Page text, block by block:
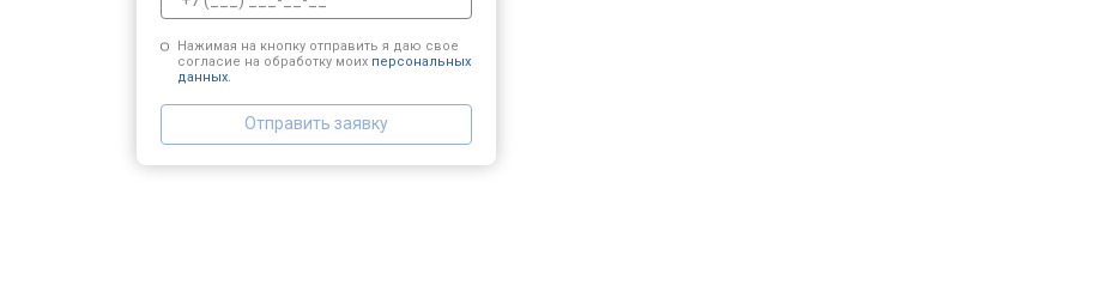
Нажимая на кнопку отправить я даю свое
согласие на обработку моих персональных
данных.
Отправить заявку